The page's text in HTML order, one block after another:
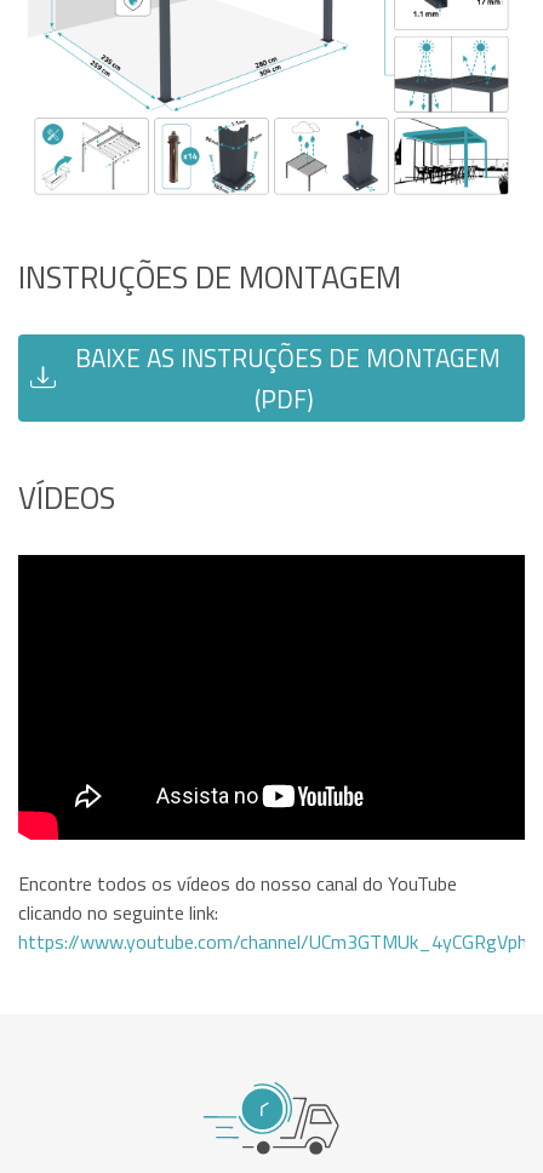
INSTRUÇÕES DE MONTAGEM
BAIXE AS INSTRUÇÕES DE MONTAGEM
(PDF)
VÍDEOS
Encontre todos os vídeos do nosso canal do YouTube
clicando no seguinte link:
https://www.youtube.com/channel/